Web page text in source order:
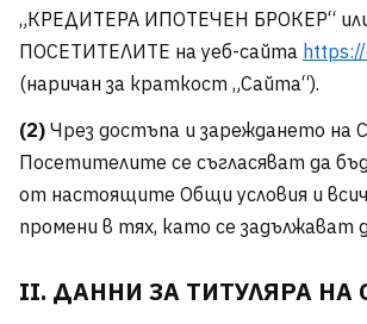
„КРЕДИТЕРА ИПОТЕЧЕН БРОКЕР“
ПОСЕТИТЕЛИТЕ на уеб-сайта
(наричан за краткост „Сайта“).
(2) Чрез достъпа и зареждането на
Посетителите се съгласяват да
от настоящите Общи условия и
промени в тях, като се задължават
II. ДАННИ ЗА ТИТУЛЯРА НА